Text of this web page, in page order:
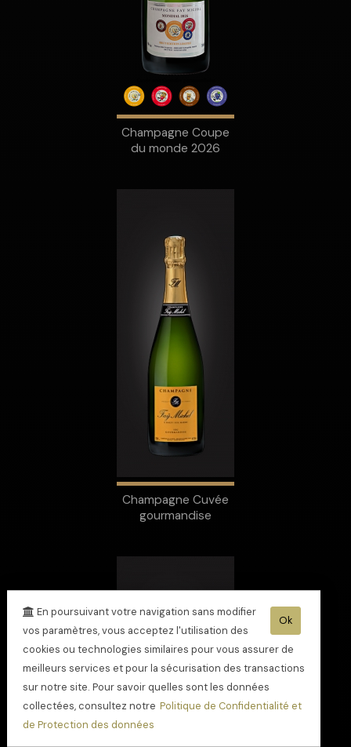
Champagne Coupe
du monde 2026
Champagne Cuvée
gourmandise
Ok
En poursuivant votre navigation sans modifier
vos paramètres, vous acceptez l'utilisation des
cookies ou technologies similaires pour vous assurer de
meilleurs services et pour la sécurisation des transactions
sur notre site. Pour savoir quelles sont les données
collectées, consultez notre Politique de Confidentialité et
de Protection des données